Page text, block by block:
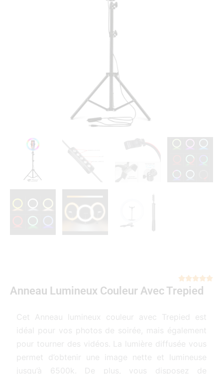

Anneau Lumineux Couleur Avec Trepied
Cet Anneau lumineux couleur avec Trepied est
idéal pour vos photos de soirée, mais également
pour tourner des vidéos. La lumière diffusée vous
permet d’obtenir une image nette et lumineuse
jusqu’à 6500k. De plus, vous disposez de